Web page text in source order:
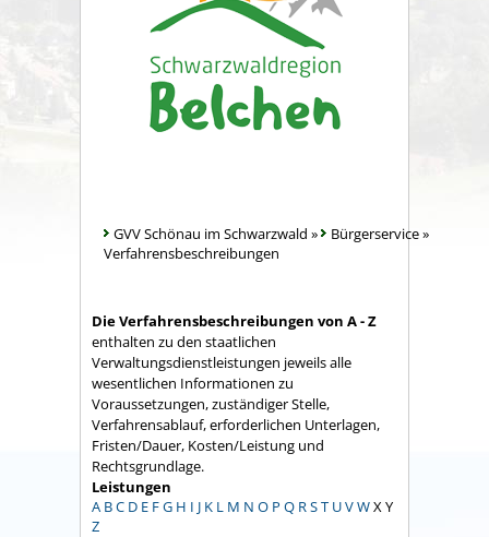
GVV Schönau im Schwarzwald » Bürgerservice»
Verfahrensbeschreibungen
Die Verfahrensbeschreibungen von A - Z
enthalten zu den staatlichen
Verwaltungsdienstleistungen jeweils alle
wesentlichen Informationen zu
Voraussetzungen, zuständiger Stelle,
Verfahrensablauf, erforderlichen Unterlagen,
Fristen/Dauer, Kosten/Leistung und
Rechtsgrundlage.
Leistungen
A BC D E FG H I J K L M N O P Q RST UVWX Y
Z